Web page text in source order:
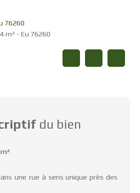
76260
m² - Eu 76260
du bien
m²
une rue à sens unique près des